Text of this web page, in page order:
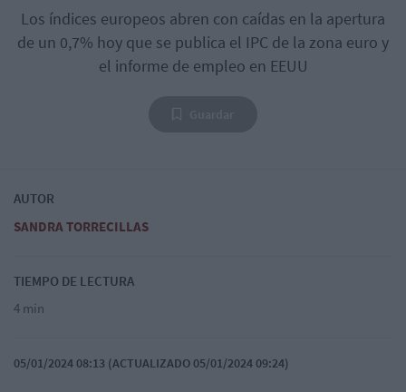
Los índices europeos abren con caídas en la apertura
de un 0,7% hoy que se publica el IPC de la zona euro y
el informe de empleo en EEUU
AUTOR
SANDRA TORRECILLAS
TIEMPO DE LECTURA
4 min
05/01/2024 08:13 (ACTUALIZADO 05/01/2024 09:24)